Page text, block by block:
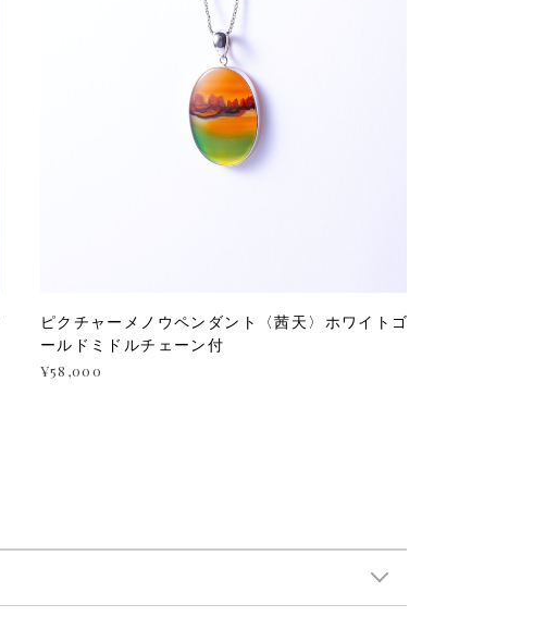
ピクチャーメノウペンダント〈茜天〉ホワイトゴ
ールドミドルチェーン付
¥58,000